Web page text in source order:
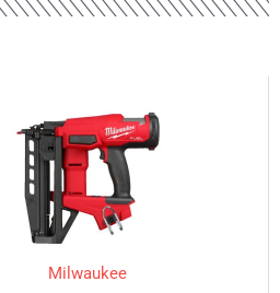
Milwaukee